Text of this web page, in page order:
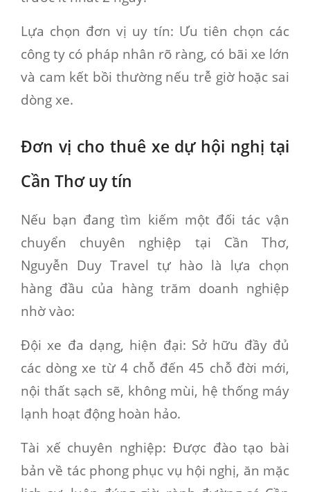
Lựa chọn đơn vị uy tín: Ưu tiên chọn các
công ty có pháp nhân rõ ràng, có bãi xe lớn
và cam kết bồi thường nếu trễ giờ hoặc sai
dòng xe.
Đơn vị cho thuê xe dự hội nghị tại
Cần Thơ uy tín
Nếu bạn đang tìm kiếm một đối tác vận
chuyển chuyên nghiệp tại Cần Thơ,
Nguyễn Duy Travel tự hào là lựa chọn
hàng đầu của hàng trăm doanh nghiệp
nhờ vào:
Đội xe đa dạng, hiện đại: Sở hữu đầy đủ
các dòng xe từ 4 chỗ đến 45 chỗ đời mới,
nội thất sạch sẽ, không mùi, hệ thống máy
lạnh hoạt động hoàn hảo.
Tài xế chuyên nghiệp: Được đào tạo bài
bản về tác phong phục vụ hội nghị, ăn mặc